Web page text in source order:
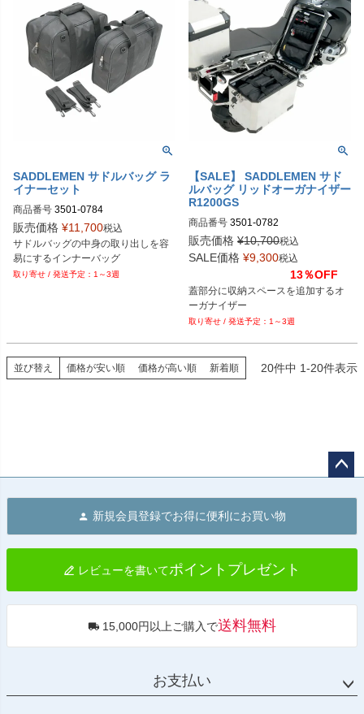
SADDLEMEN サドルバッグ ラ
イナーセット
商品番号 3501-0784
販売価格 ¥11,700税込
サドルバッグの中身の取り出しを容
易にするインナーバッグ
1～3週
【SALE】 SADDLEMEN サド
ルバッグ リッドオーガナイザー
R1200GS
商品番号 3501-0782
販売価格 ¥10,700税込
SALE価格 ¥9,300税込
13％OFF
蓋部分に収納スペースを追加するオ
ーガナイザー
1～3週
並び替え 価格が安い順 価格が高い順 新着順 20件中 1-20件表示
へ
新規会員登録でお得に便利にお買い物
レビューを書いてポイントプレゼント
15,000円以上ご購入で送料無料
お支払い